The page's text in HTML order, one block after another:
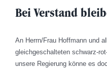
Bei Verstand
An Herrn/Frau Hoffmann und
gleichgeschalteten schwarz-
unsere Regierung könne es